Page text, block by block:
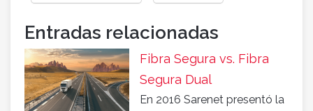
Entradas relacionadas
Fibra Segura vs. Fibra
Segura Dual
En 2016 Sarenet presentó la